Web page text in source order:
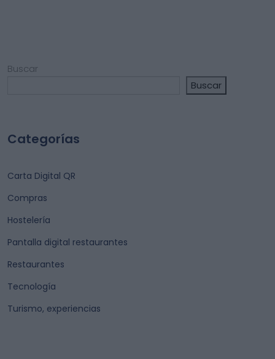
Buscar
Buscar
Categorías
Carta Digital QR
Compras
Hostelería
Pantalla digital restaurantes
Restaurantes
Tecnología
Turismo, experiencias